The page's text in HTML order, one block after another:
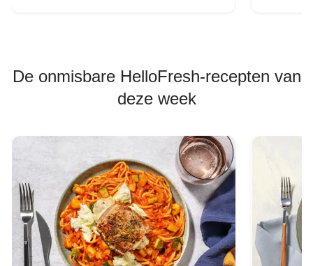
De onmisbare HelloFresh-recepten van
deze week